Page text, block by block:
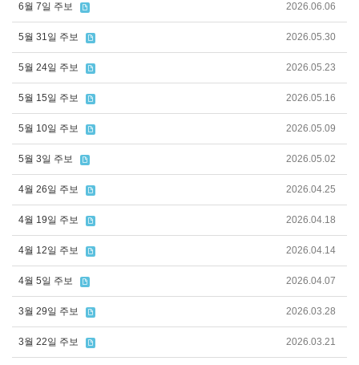
6월 7일 주보 2026.06.06
5월 31일 주보 2026.05.30
5월 24일 주보 2026.05.23
5월 15일 주보 2026.05.16
5월 10일 주보 2026.05.09
5월 3일 주보 2026.05.02
4월 26일 주보 2026.04.25
4월 19일 주보 2026.04.18
4월 12일 주보 2026.04.14
4월 5일 주보 2026.04.07
3월 29일 주보 2026.03.28
3월 22일 주보 2026.03.21